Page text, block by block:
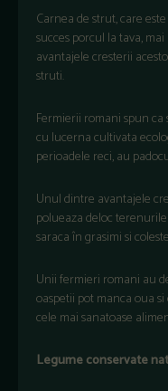
Carnea de strut, care
succes porcul la tava,
avantajele cresterii
struti.
Fermierii romani spun
cu lucerna cultivata
perioadele reci, au
Unul dintre avantajele
polueaza deloc
saraca în grasimi si
Unii fermieri romani au
oaspetii pot manca oua
cele mai sanatoase
Legume conservate